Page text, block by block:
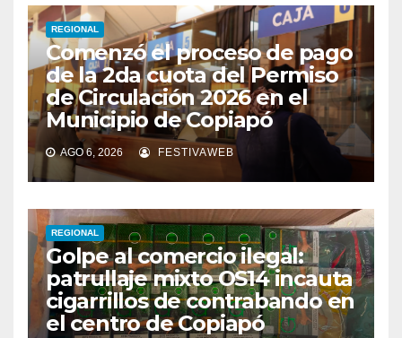
REGIONAL
Comenzó el proceso de pago
de la 2da cuota del Permiso
de Circulación 2026 en el
Municipio de Copiapó
AGO 6, 2026 FESTIVAWEB
REGIONAL
Golpe al comercio ilegal:
patrullaje mixto OS14 incauta
cigarrillos de contrabando en
el centro de Copiapó